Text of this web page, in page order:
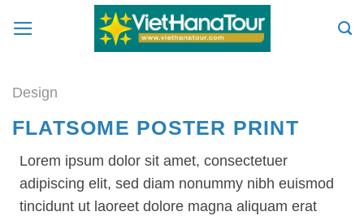
Design
FLATSOME POSTER PRINT
Lorem ipsum dolor sit amet, consectetuer
adipiscing elit, sed diam nonummy nibh euismod
tincidunt ut laoreet dolore magna aliquam erat